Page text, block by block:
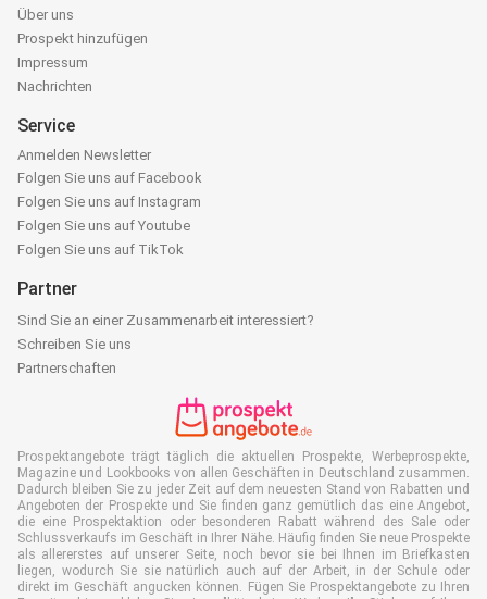
Über uns
Prospekt hinzufügen
Impressum
Nachrichten
Service
Anmelden Newsletter
Folgen Sie uns auf Facebook
Folgen Sie uns auf Instagram
Folgen Sie uns auf Youtube
Folgen Sie uns auf TikTok
Partner
Sind Sie an einer Zusammenarbeit interessiert?
Schreiben Sie uns
Partnerschaften
Prospektangebote trägt täglich die aktuellen Prospekte, Werbeprospekte,
Magazine und Lookbooks von allen Geschäften in Deutschland zusammen.
Dadurch bleiben Sie zu jeder Zeit auf dem neuesten Stand von Rabatten und
Angeboten der Prospekte und Sie finden ganz gemütlich das eine Angebot,
die eine Prospektaktion oder besonderen Rabatt während des Sale oder
Schlussverkaufs im Geschäft in Ihrer Nähe. Häufig finden Sie neue Prospekte
als allererstes auf unserer Seite, noch bevor sie bei Ihnen im Briefkasten
liegen, wodurch Sie sie natürlich auch auf der Arbeit, in der Schule oder
direkt im Geschäft angucken können. Fügen Sie Prospektangebote zu Ihren